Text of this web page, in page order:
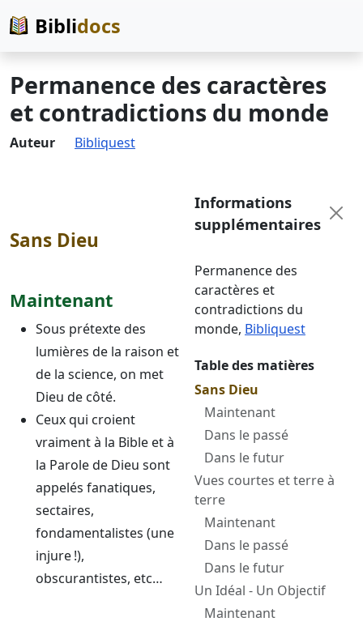
Biblidocs
Permanence des caractères
et contradictions du monde
Auteur Bibliquest
Sans Dieu
Maintenant
Sous prétexte des
lumières de la raison et
de la science, on met
Dieu de côté.
Ceux qui croient
vraiment à la Bible et à
la Parole de Dieu sont
appelés fanatiques,
sectaires,
fondamentalistes (une
injure !),
obscurantistes, etc…
Informations
supplémentaires
Permanence des
caractères et
contradictions du
monde, Bibliquest
Table des matières
Sans Dieu
Maintenant
Dans le passé
Dans le futur
Vues courtes et terre à
terre
Maintenant
Dans le passé
Dans le futur
Un Idéal - Un Objectif
Maintenant